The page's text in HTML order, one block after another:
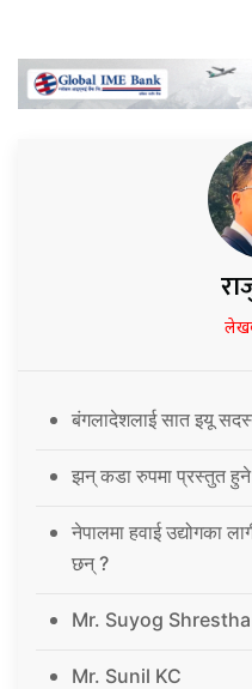
बंगलादेशलाई सात इयू
झन् कडा रुपमा प्रस्तुत हुने
नेपालमा हवाई उद्योगका
छन् ?
Mr. Suyog Shrestha
Mr. Sunil KC